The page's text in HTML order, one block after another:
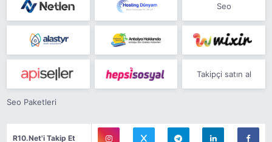
Seo
Takipçi satın al
Seo Paketleri
R10.Net'i Takip Et